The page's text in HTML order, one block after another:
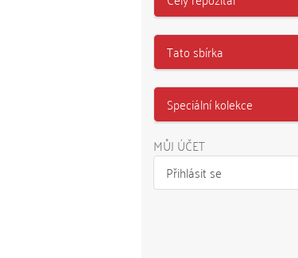
Tato sbírka
Speciální kolekce
MŮJ ÚČET
Přihlásit se